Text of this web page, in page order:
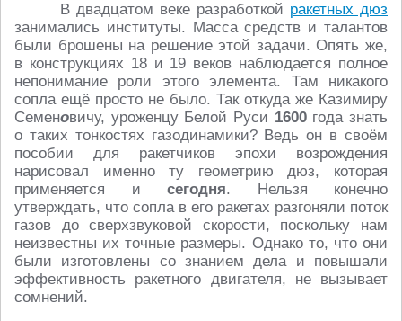
В двадцатом веке разработкой ракетных дюз
занимались институты. Масса средств и талантов
были брошены на решение этой задачи. Опять же,
в конструкциях 18 и 19 веков наблюдается полное
непонимание роли этого элемента. Там никакого
сопла ещё просто не было. Так откуда же Казимиру
Семеновичу, уроженцу Белой Руси 1600года знать
о таких тонкостях газодинамики? Ведь он в своём
пособии для ракетчиков эпохи возрождения
нарисовал именно ту геометрию дюз, которая
применяется и сегодня. Нельзя конечно
утверждать, что сопла в его ракетах разгоняли поток
газов до сверхзвуковой скорости, поскольку нам
неизвестны их точные размеры. Однако то, что они
были изготовлены со знанием дела и повышали
эффективность ракетного двигателя, не вызывает
сомнений.